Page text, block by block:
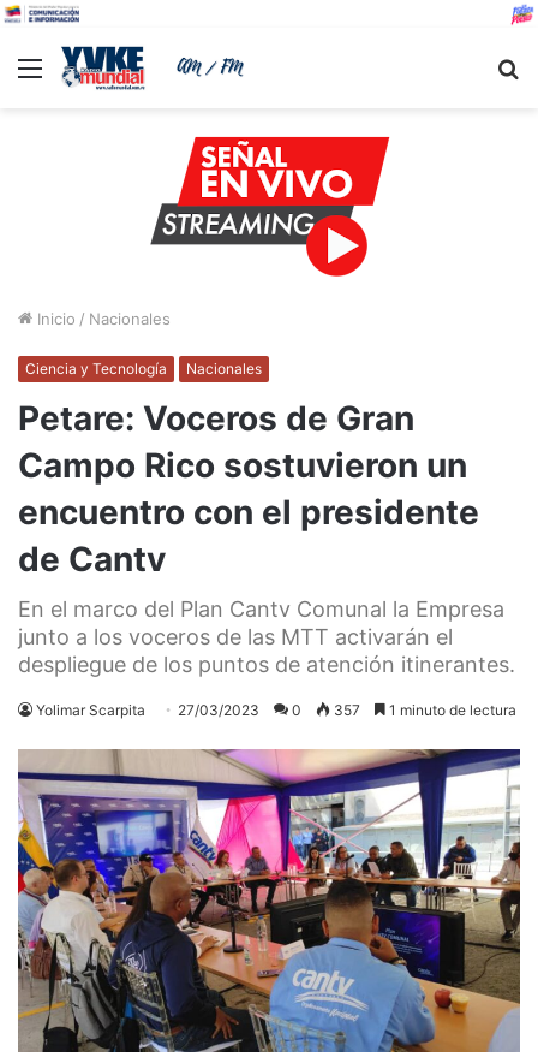
Menu
Inicio / Nacionales
Ciencia y Tecnología Nacionales
Petare: Voceros de Gran
Campo Rico sostuvieron un
encuentro con el presidente
de Cantv
En el marco del Plan Cantv Comunal la Empresa
junto a los voceros de las MTT activarán el
despliegue de los puntos de atención itinerantes.
Yolimar Scarpita 27/03/2023 0 357 1 minuto de lectura